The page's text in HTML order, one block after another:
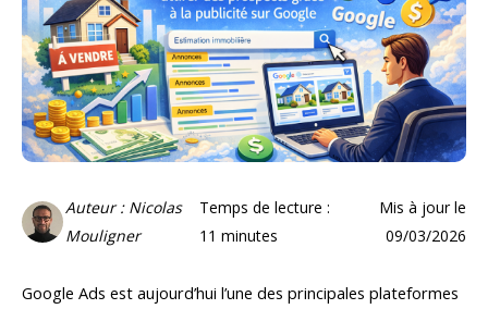
Auteur : Nicolas
Mouligner
Temps de lecture :
11 minutes
Mis à jour le
09/03/2026
Google Ads est aujourd’hui l’une des principales plateformes